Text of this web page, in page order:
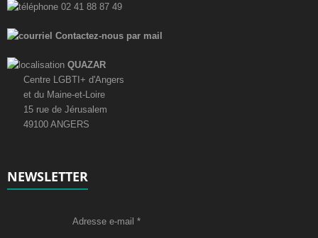
02 41 88 87 49
Contactez-nous par mail
QUAZAR
Centre LGBTI+ d'Angers
et du Maine-et-Loire
15 rue de Jérusalem
49100 ANGERS
NEWSLETTER
Adresse e-mail *